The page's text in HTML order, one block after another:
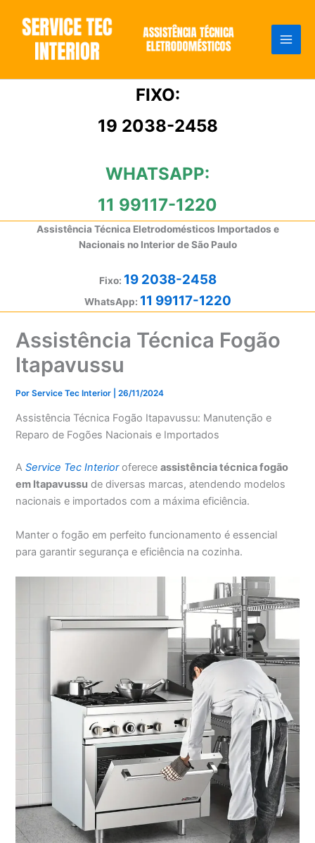
conteúdo
FIXO:
19 2038-2458
WHATSAPP:
11 99117-1220
Assistência Técnica Eletrodomésticos Importados e
Nacionais no Interior de São Paulo
Fixo: 19 2038-2458
WhatsApp: 11 99117-1220
Assistência Técnica Fogão
Itapavussu
PorService Tec Interior |26/11/2024
Assistência Técnica Fogão Itapavussu: Manutenção e
Reparo de Fogões Nacionais e Importados
AService Tec Interiorofereceassistência técnica fogão
em Itapavussu de diversas marcas, atendendo modelos
nacionais e importados com a máxima eficiência.
Manter o fogão em perfeito funcionamento é essencial
para garantir segurança e eficiência na cozinha.